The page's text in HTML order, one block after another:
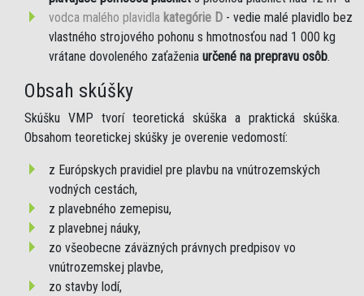
vodca malého plavidla kategórie D - vedie malé plavidlo bez
vlastného strojového pohonu s hmotnosťou nad 1 000 kg
vrátane dovoleného zaťaženia určené na prepravu osôb.
Obsah skúšky
Skúšku VMP tvorí teoretická skúška a praktická skúška.
Obsahom teoretickej skúšky je overenie vedomostí:
z Európskych pravidiel pre plavbu na vnútrozemských
vodných cestách,
z plavebného zemepisu,
z plavebnej náuky,
zo všeobecne záväzných právnych predpisov vo
vnútrozemskej plavbe,
zo stavby lodí,